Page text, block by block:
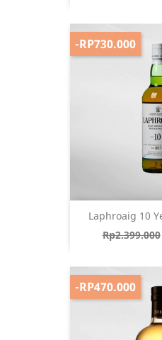
Laphroaig 10
Harga biasa
Rp2.399.000
-RP730.000
-RP470.000